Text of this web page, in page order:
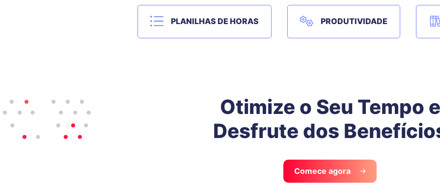
PLANILHAS DE HORAS PRODUTIVIDADE
Otimize o Seu Tempo e
Desfrute dos
Comece agora